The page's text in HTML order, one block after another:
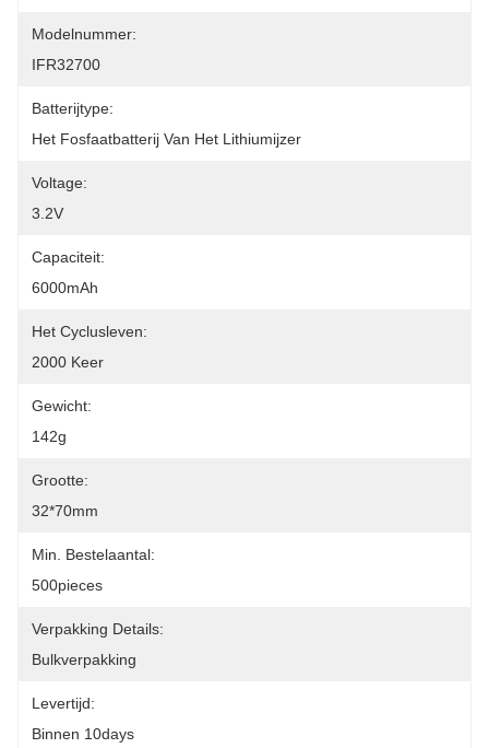
Modelnummer:
IFR32700
Batterijtype:
Het Fosfaatbatterij Van Het Lithiumijzer
Voltage:
3.2V
Capaciteit:
6000mAh
Het Cyclusleven:
2000 Keer
Gewicht:
142g
Grootte:
32*70mm
Min. Bestelaantal:
500pieces
Verpakking Details:
Bulkverpakking
Levertijd:
Binnen 10days